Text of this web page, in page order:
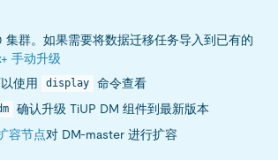
群。如果需要将数据迁移任务导入到已有的
手动升级
使用
display
命令查看
确认升级 TiUP DM 组件到最新版本
容节点对 DM-master 进行扩容